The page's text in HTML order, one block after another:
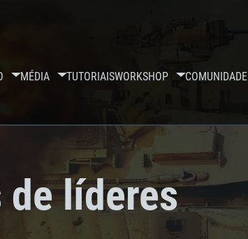
MÉDIA TUTORIAISWORKSHOP COMUNIDADE
de líderes